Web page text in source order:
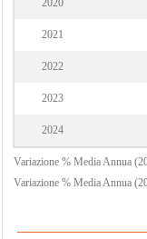
2020
2021
2022
2023
2024
Variazione % Media Annua
Variazione % Media Annua